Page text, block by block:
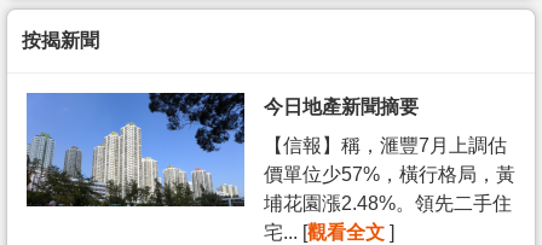
按揭新聞
今日地產新聞摘要
【信報】稱，滙豐7月上調估
價單位少57%，橫行格局，黃
埔花園漲2.48%。領先二手住
宅... [觀看全文 ]